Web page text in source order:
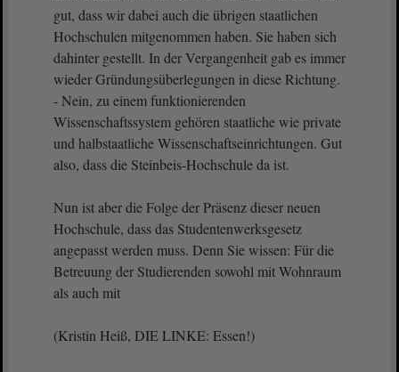
gut, dass wir dabei auch die übrigen staatlichen
Hochschulen mitgenommen haben. Sie haben sich
dahinter gestellt. In der Vergangenheit gab es immer
wieder Gründungsüberlegungen in diese Richtung.
- Nein, zu einem funktionierenden
Wissenschaftssystem gehören staatliche wie private
und halbstaatliche Wissenschaftseinrichtungen. Gut
also, dass die Steinbeis-Hochschule da ist.
Nun ist aber die Folge der Präsenz dieser neuen
Hochschule, dass das Studentenwerksgesetz
angepasst werden muss. Denn Sie wissen: Für die
Betreuung der Studierenden sowohl mit Wohnraum
als auch mit
(Kristin Heiß, DIE LINKE: Essen!)